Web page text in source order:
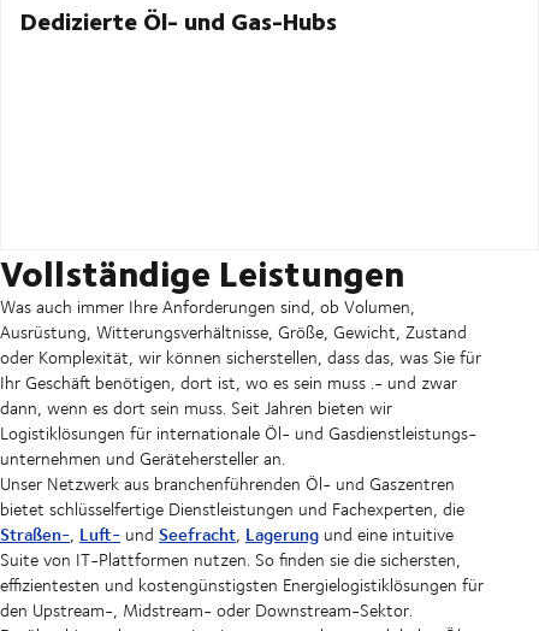
Dedizierte Öl- und Gas-Hubs
Vollständige Leistungen
Was auch immer Ihre Anforderungen sind, ob Volumen,
Ausrüstung, Witterungsverhältnisse, Größe, Gewicht, Zustand
oder Komplexität, wir können sicherstellen, dass das, was Sie für
Ihr Geschäft benötigen, dort ist, wo es sein muss .- und zwar
dann, wenn es dort sein muss. Seit Jahren bieten wir
Logistiklösungen für internationale Öl- und Gasdienstleistungs-
unternehmen und Gerätehersteller an.
Unser Netzwerk aus branchenführenden Öl- und Gaszentren
bietet schlüsselfertige Dienstleistungen und Fachexperten, die
Straßen-, Luft- und Seefracht, Lagerung und eine intuitive
Suite von IT-Plattformen nutzen. So finden sie die sichersten,
effizientesten und kostengünstigsten Energielogistiklösungen für
den Upstream-, Midstream- oder Downstream-Sektor.